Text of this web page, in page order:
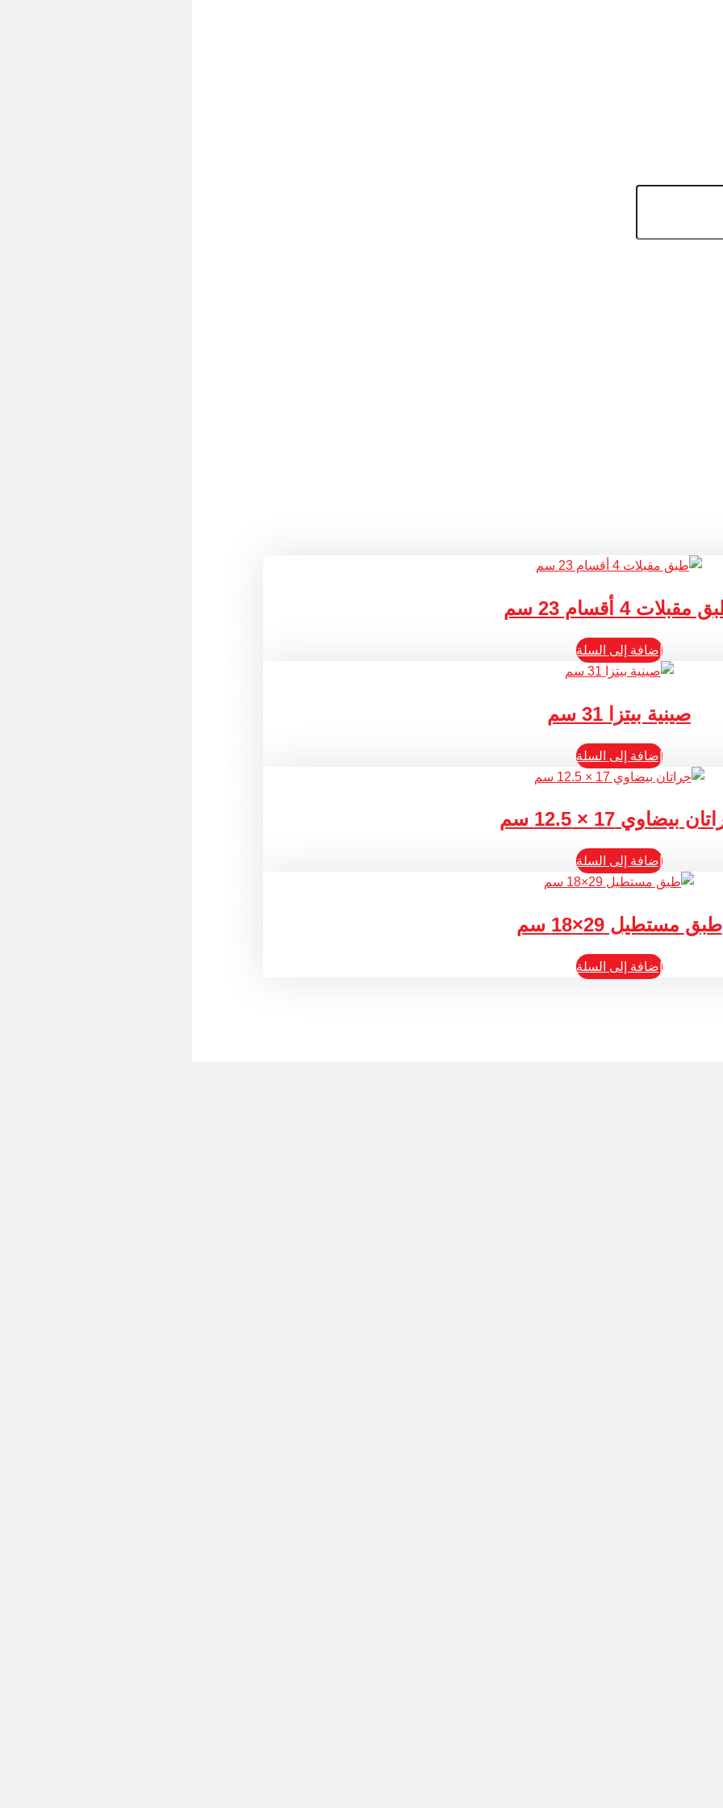
مقبلات 4 أقسام 23 سم
إضافة إلى السلة
صينية بيتزا 31 سم
إضافة إلى السلة
بيضاوي 17 × 12.5 سم
إضافة إلى السلة
طبق مستطيل 29×18 سم
إضافة إلى السلة